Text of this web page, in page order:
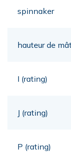
spinnaker
hauteur de
I (rating)
J (rating)
P (rating)